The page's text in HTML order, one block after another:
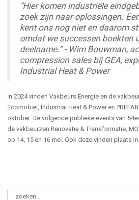
“Hier komen industriële
zoek zijn naar oplossingen.
kent ons nog niet en daarom
omdat we successen boekten
deelname.” - Wim Bouwman,
compression sales bij GEA,
Industrial Heat & Power
In 2024 vinden Vakbeurs Energie en de
Ecomobiel, Industrial Heat & Power en
oktober. De volgende publieke events van
de vakbeurzen Renovatie & Transformatie,
op 14, 15 en 16 mei. Ook deze vinden plaats in